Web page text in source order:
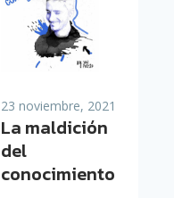
23 noviembre, 2021
La maldición
del
conocimiento